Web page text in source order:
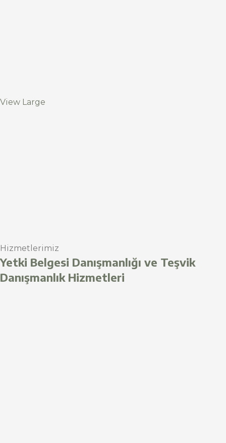
View Large
Hizmetlerimiz
Yetki Belgesi Danışmanlığı ve Teşvik
Danışmanlık Hizmetleri